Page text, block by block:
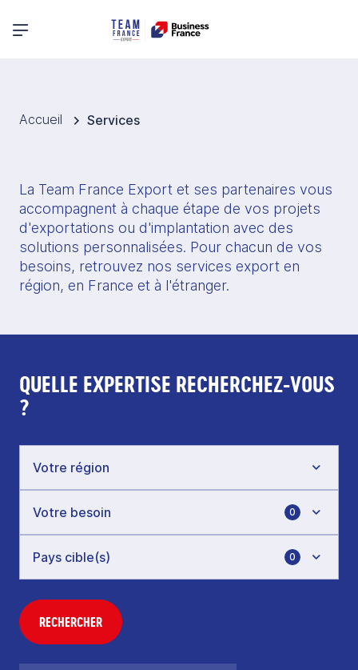
Menu principal
Accueil Services
La Team France Export et ses partenaires vous
accompagnent à chaque étape de vos projets
d'exportations ou d'implantation avec des
solutions personnalisées. Pour chacun de vos
besoins, retrouvez nos services export en
région, en France et à l'étranger.
QUELLE EXPERTISE RECHERCHEZ-VOUS
?
0
0
RECHERCHER